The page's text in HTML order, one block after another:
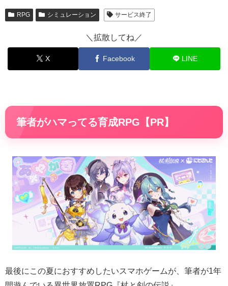
RPG シミュレーション サービス終了
＼拡散してね／
X Facebook LINE
筆者がハマってる育成RPG【PR】
最後にこの夏におすすめしたいスマホゲームが、筆者が1年